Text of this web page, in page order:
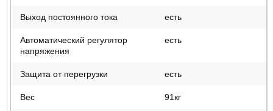
Выход постоянного тока есть
Автоматический регулятор
напряжения
есть
Защита от перегрузки есть
Вес 91кг